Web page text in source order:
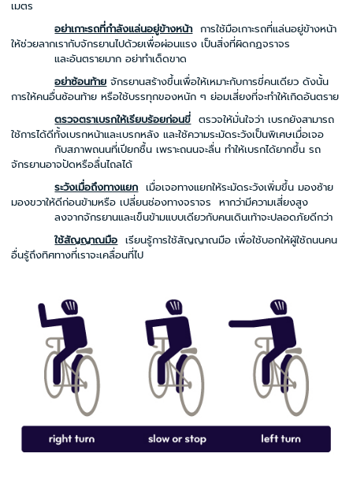
เมตร
อย่าเกาะรถที่กำลังแล่นอยู่ข้างหน้าการใช้มือเกาะรถที่แล่นอยู่ข้างหน้า
ให้ช่วยลากเรากับจักรยานไปด้วยเพื่อผ่อนแรง เป็นสิ่งที่ผิดกฏจราจร
และอันตรายมาก อย่าทำเด็ดขาด
อย่าซ้อนท้าย จักรยานสร้างขึ้นเพื่อให้เหมาะกับการขี่คนเดียว ดังนั้น
การให้คนอื่นซ้อนท้าย หรือใช้บรรทุกของหนัก ๆ ย่อมเสี่ยงที่จะทำให้เกิดอันตราย
ตรวจตราเบรกให้เรียบร้อยก่อนขี่ ตรวจให้มั่นใจว่า เบรกยังสามารถ
ใช้การได้ดีทั้งเบรกหน้าและเบรกหลัง และใช้ความระมัดระวังเป็นพิเศษเมื่อเจอ
กับสภาพถนนที่เปียกชื้น เพราะถนนจะลื่น ทำให้เบรกได้ยากขึ้น รถ
จักรยานอาจปัดหรือลื่นไถลได้
ระวังเมื่อถึงทางแยก เมื่อเจอทางแยกให้ระมัดระวังเพิ่มขึ้น มองซ้าย
มองขวาให้ดีก่อนข้ามหรือ เปลี่ยนช่องทางจราจร หากว่ามีความเสี่ยงสูง
ลงจากจักรยานและเข็นข้ามแบบเดียวกับคนเดินเท้าจะปลอดภัยดีกว่า
ใช้สัญญาณมือ เรียนรู้การใช้สัญญาณมือ เพื่อใช้บอกให้ผู้ใช้ถนนคน
อื่นรู้ถึงทิศทางที่เราจะเคลื่อนที่ไป